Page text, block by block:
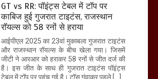
GT vs RR: पॉइंट्स टेबल में टॉप पर
काबिज हुई गुजरात टाइटंस, राजस्थान
रॉयल्स को 58 रनों से हराया
आईपीएल 2025 का 23वां मुकाबला गुजरात टाइटंस
और राजस्थान रॉयल्स के बीच खेला गया। जिसमें
जीटी ने आरआर को हराकर 58 रनों से जीत दर्ज की
है। इस जीत के साथ ही गुजरात टाइटंस पॉइंट्स
टेबल में टॉप पर पहुंच गई है। टॉस गंवाकर पहले […]